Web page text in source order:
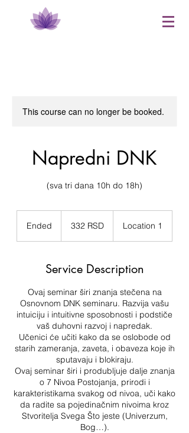
This course can no longer be booked.
​Napredni DNK
(sva tri dana 10h do 18h)
Ended
d
динара
332 RSD Location 1
Service Description
Ovaj seminar širi znanja stečena na
Osnovnom DNK seminaru. Razvija vašu
intuiciju i intuitivne sposobnosti i podstiče
vaš duhovni razvoj i napredak.
Učenici će učiti kako da se oslobode od
starih zameranja, zaveta, i obaveza koje ih
sputavaju i blokiraju.
Ovaj seminar širi i produbljuje dalje znanja
o 7 Nivoa Postojanja, prirodi i
karakteristikama svakog od nivoa, uči kako
da radite sa pojedinačnim nivoima kroz
Stvoritelja Svega Što jeste (Univerzum,
Bog…).